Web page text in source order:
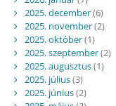
2025. december(6)
2025. november(2)
2025. október(1)
2025. szeptember(2)
2025. augusztus(1)
2025. július(3)
2025. június(2)